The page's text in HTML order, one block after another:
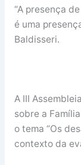
“A presença
é uma
Baldisseri.
A III
sobre a
o tema “Os
contexto da